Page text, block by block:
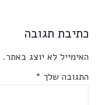
כתיבת תגובה
האימייל לא יוצג באתר.
התגובה שלך *